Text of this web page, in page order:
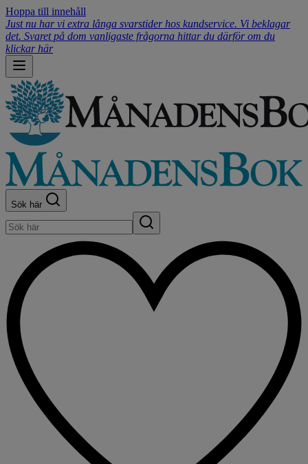
Hoppa till innehåll
Just nu har vi extra långa svarstider hos kundservice. Vi beklagar
det. Svaret på dom vanligaste frågorna hittar du därför om du
klickar här
Sök här